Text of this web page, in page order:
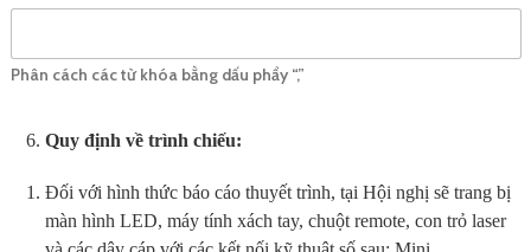
Phân cách các từ khóa bằng dấu phẩy “,”
Quy định về trình chiếu:
Đối với hình thức báo cáo thuyết trình, tại Hội nghị sẽ trang bị
màn hình LED, máy tính xách tay, chuột remote, con trỏ laser